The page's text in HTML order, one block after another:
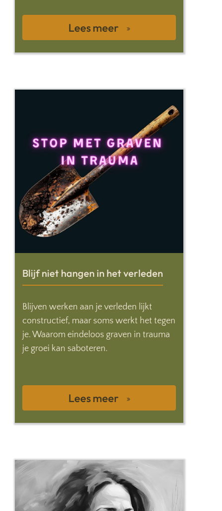
Lees meer
Blijf niet hangen in het verleden
Blijven werken aan je verleden lijkt
constructief, maar soms werkt het tegen
je. Waarom eindeloos graven in trauma
je groei kan saboteren.
Lees meer